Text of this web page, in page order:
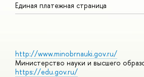
Единая платежная страница
http://www.minobrnauki.gov.ru/
Министерство науки и высшего
https://edu.gov.ru/